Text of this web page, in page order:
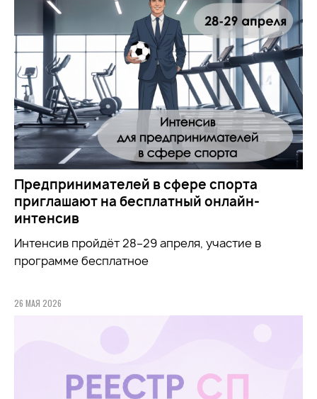
Предпринимателей в сфере спорта
приглашают на бесплатный онлайн-
интенсив
Интенсив пройдёт 28–29 апреля, участие в
программе бесплатное
26 МАЯ 2026